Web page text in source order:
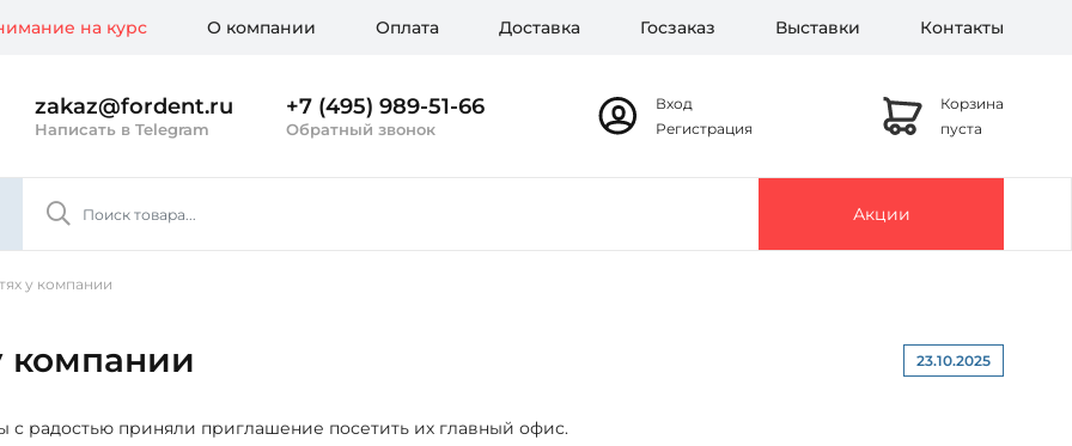
на курс О компании Оплата Доставка Госзаказ Выставки Контакты
zakaz@fordent.ru
Написать в Telegram
+7 (495) 989-51-66
Обратный звонок
Вход
Регистрация
Корзина
пуста
Акции
у компании
компании 23.10.2025
радостью приняли приглашение посетить их главный офис.